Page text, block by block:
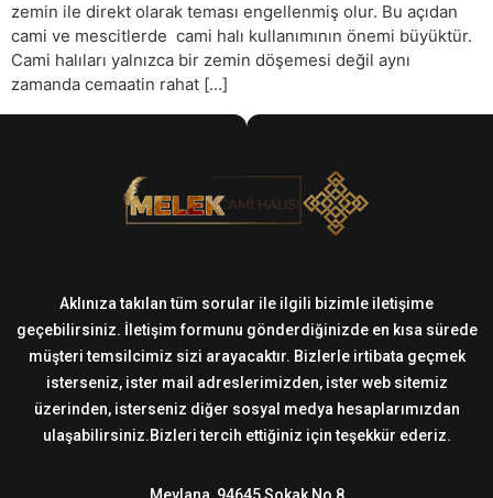
zemin ile direkt olarak teması engellenmiş olur. Bu açıdan
cami ve mescitlerde cami halı kullanımının önemi büyüktür.
Cami halıları yalnızca bir zemin döşemesi değil aynı
zamanda cemaatin rahat […]
Aklınıza takılan tüm sorular ile ilgili bizimle iletişime
geçebilirsiniz. İletişim formunu gönderdiğinizde en kısa sürede
müşteri temsilcimiz sizi arayacaktır. Bizlerle irtibata geçmek
isterseniz, ister mail adreslerimizden, ister web sitemiz
üzerinden, isterseniz diğer sosyal medya hesaplarımızdan
ulaşabilirsiniz.Bizleri tercih ettiğiniz için teşekkür ederiz.